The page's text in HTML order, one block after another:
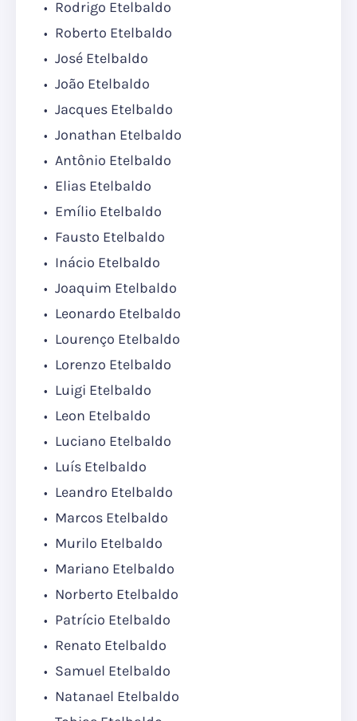
Rodrigo Etelbaldo
Roberto Etelbaldo
José Etelbaldo
João Etelbaldo
Jacques Etelbaldo
Jonathan Etelbaldo
Antônio Etelbaldo
Elias Etelbaldo
Emílio Etelbaldo
Fausto Etelbaldo
Inácio Etelbaldo
Joaquim Etelbaldo
Leonardo Etelbaldo
Lourenço Etelbaldo
Lorenzo Etelbaldo
Luigi Etelbaldo
Leon Etelbaldo
Luciano Etelbaldo
Luís Etelbaldo
Leandro Etelbaldo
Marcos Etelbaldo
Murilo Etelbaldo
Mariano Etelbaldo
Norberto Etelbaldo
Patrício Etelbaldo
Renato Etelbaldo
Samuel Etelbaldo
Natanael Etelbaldo